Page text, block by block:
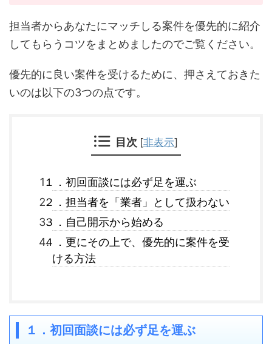
担当者からあなたにマッチしる案件を優先的に紹介
してもらうコツをまとめましたのでご覧ください。
優先的に良い案件を受けるために、押さえておきた
いのは以下の3つの点です。
目次 [非表示]
１．初回面談には必ず足を運ぶ
２．担当者を「業者」として扱わない
３．自己開示から始める
４．更にその上で、優先的に案件を受
ける方法
１．初回面談には必ず足を運ぶ